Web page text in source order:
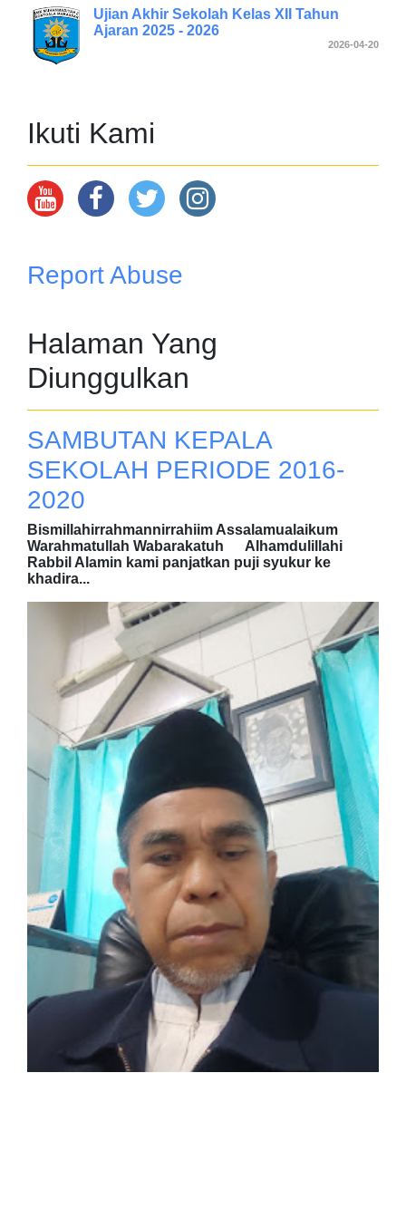
Ujian Akhir Sekolah Kelas XII Tahun
Ajaran 2025 - 2026
2026-04-20
Ikuti Kami
Report Abuse
Halaman Yang
Diunggulkan
SAMBUTAN KEPALA
SEKOLAH PERIODE 2016-
2020
Bismillahirrahmannirrahiim Assalamualaikum
Warahmatullah Wabarakatuh Alhamdulillahi
Rabbil Alamin kami panjatkan puji syukur ke
khadira...